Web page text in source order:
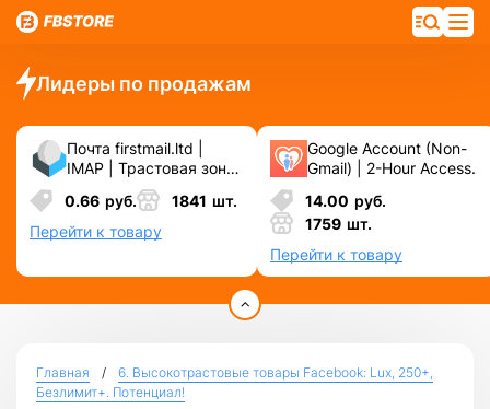
Лидеры по продажам
Почта firstmail.ltd |
IMAP | Трастовая зона
.COM ❗️ Новые, Чистые
❗️ С реальными
логинами | ☑️
Специально для ФБ/
0.66 руб. 1841 шт.
Перейти к товару
Google Account (Non-
Gmail) | 2-Hour Access.
14.00 руб.
1759 шт.
Перейти к товару
Главная
6. Высокотрастовые товары Facebook: Lux, 250+,
Безлимит+. Потенциал!